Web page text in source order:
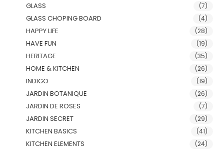
GLASS (7)
GLASS CHOPING BOARD (4)
HAPPY LIFE (28)
HAVE FUN (19)
HERITAGE (35)
HOME & KITCHEN (26)
INDIGO (19)
JARDIN BOTANIQUE (26)
JARDIN DE ROSES (7)
JARDIN SECRET (29)
KITCHEN BASICS (41)
KITCHEN ELEMENTS (24)